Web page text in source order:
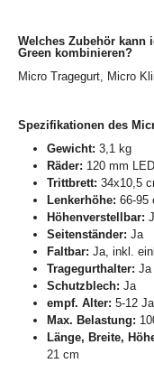
Welches Zubehör kann
Green kombinieren?
Micro Tragegurt, Micro
Spezifikationen des
Gewicht: 3,1 kg
Räder: 120 mm
Trittbrett: 34x10,5
Lenkerhöhe: 66-95
Höhenverstellbar:
Seitenständer: Ja
Faltbar: Ja, inkl.
Tragegurthalter: Ja
Schutzblech: Ja
empf. Alter: 5-12
Max. Belastung:
Länge, Breite,
21 cm